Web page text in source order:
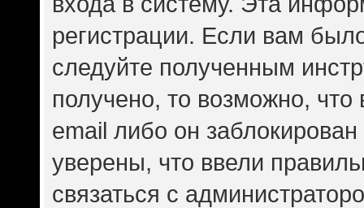
регистрации. Если вам
следуйте полученным
получено, то возможно,
email либо он
уверены, что ввели
связаться с